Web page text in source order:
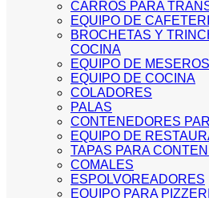
CARROS PARA
EQUIPO DE
BROCHETAS Y
COCINA
EQUIPO DE MESEROS
EQUIPO DE COCINA
COLADORES
PALAS
CONTENEDORES
EQUIPO DE
TAPAS PARA
COMALES
ESPOLVOREADORES
EQUIPO PARA